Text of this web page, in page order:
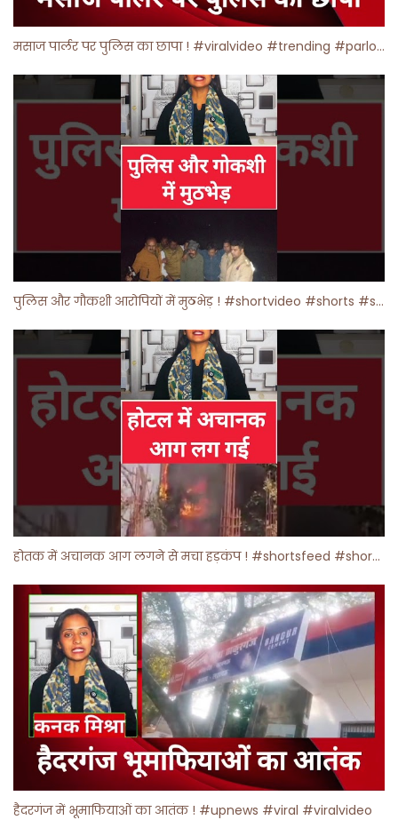
मसाज पार्लर पर पुलिस का छापा ! #viralvideo #trending #parlour
पुलिस और गौकशी आरोपियों में मुठभेड़ ! #shortvideo #shorts #shortsfeed
होतक में अचानक आग लगने से मचा हड़कंप ! #shortsfeed #shorts #viralshorts
हैदरगंज में भूमाफियाओं का आतंक ! #upnews #viral #viralvideo